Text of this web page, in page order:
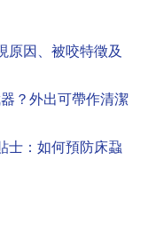
原因、被咬特徵及
？外出可帶作清潔
士：如何預防床蝨